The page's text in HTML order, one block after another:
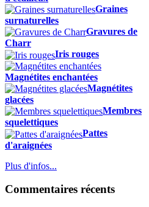
Graines
surnaturelles
Gravures de
Charr
Iris rouges
Magnétites enchantées
Magnétites
glacées
Membres
squelettiques
Pattes
d'araignées
Plus d'infos...
Commentaires récents